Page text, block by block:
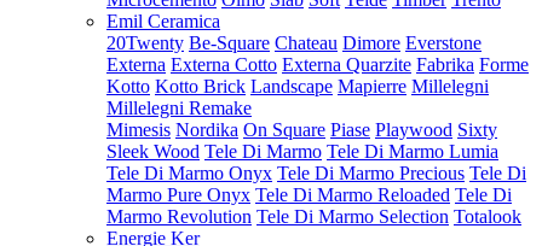
Emil Ceramica
20Twenty Be-Square Chateau Dimore Everstone
Externa Externa Cotto Externa Quarzite Fabrika Forme
Kotto Kotto Brick Landscape Mapierre Millelegni
Millelegni Remake
Mimesis Nordika On Square Piase Playwood Sixty
Sleek Wood Tele Di Marmo Tele Di Marmo Lumia
Tele Di Marmo Onyx Tele Di Marmo Precious Tele Di
Marmo Pure Onyx Tele Di Marmo Reloaded Tele Di
Marmo Revolution Tele Di Marmo Selection Totalook
Energie Ker